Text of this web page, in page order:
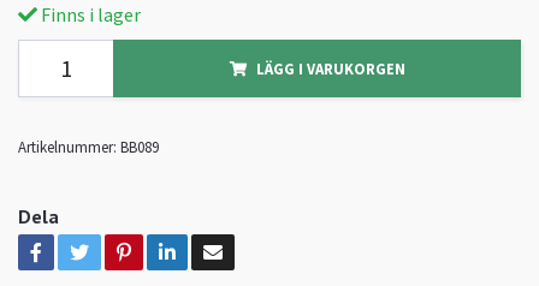
Finns i lager
LÄGG I VARUKORGEN
Artikelnummer: BB089
Dela